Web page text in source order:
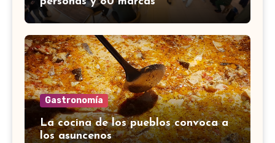
Gastronomía
La cocina de los pueblos convoca a
los asuncenos